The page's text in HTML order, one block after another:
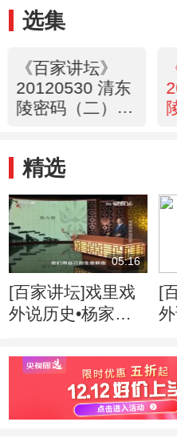
选集
《百家讲坛》
20120530 清东
陵密码（二）孝
精选
05:16
[百家讲坛]戏里戏
外说历史•杨家将
[